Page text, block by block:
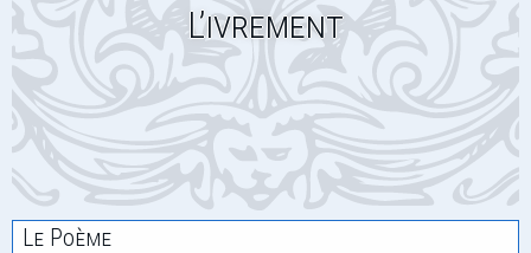
L’ivrement
Le Poème